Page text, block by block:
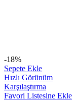
-18%
Sepete Ekle
Hızlı Görünüm
Karşılaştırma
Favori Listesine Ekle